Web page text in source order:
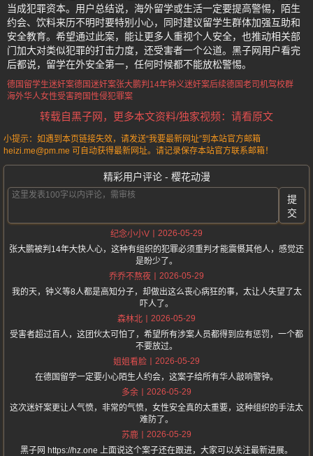
当成犯罪资本。用户总结说，海外留学或生活一定要提高警惕，陌生
约会、饮料来历不明时要特别小心，同时建议留学生群体加强互助和
安全教育。希望通过此案，能让更多人重视个人安全，也推动相关部
门加大对类似犯罪的打击力度，还受害者一个公道。黑子网用户看完
后都说，留学在外安全第一，任何时候都不能放松警惕。
德国留学生迷奸案德国迷奸案张大鹏判14年钟义迷奸案后续德国老司机驾校群
海外华人女性受害跨国性侵犯罪案
转载自黑子网，更多本文资料/独家视频：请看原文
小提示：如遇到本页链接失效，请发送“我要最新网址”到本站官方邮箱
heizi.me@pm.me 可自动获得最新网址。请记录保存本站官方联系邮箱！
精彩用户评论 - 樱花动漫
提
交
纪念小小V
2026-05-29
张大鹏被判14年大快人心，这种有组织的犯罪必须重判才能震慑其他人，感觉还
是盼少了。
乔乔不熬夜
2026-05-29
我的天，钟义等8人都是高知分子，却做出这么丧心病狂的事，太让人失望了太
吓人了。
森林北
2026-05-29
受害者超过百人，这团伙太可怕了，希望所有涉案人员都得到应有惩罚，一个都
不要放过。
姐姐看脸
2026-05-29
在德国留学一定要小心陌生人约会，这案子给所有华人敲响警钟。
多余
2026-05-29
这次迷奸案更让人气愤，非常的气愤，女性安全真的太重要，这种组织的手法太
难防了。
苏鹿
2026-05-29
黑子网 https://hz.one 上面说这个案子还在跟进，大家可以关注最新进展。